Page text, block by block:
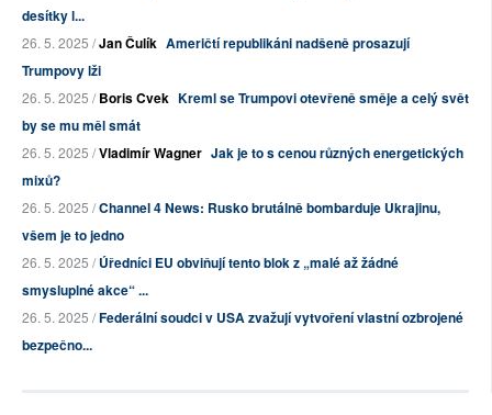
desítky l...
26. 5. 2025 /Jan Čulík Američtí republikáni nadšeně prosazují
Trumpovy lži
26. 5. 2025 /Boris Cvek Kreml se Trumpovi otevřeně směje a celý svět
by se mu měl smát
26. 5. 2025 /Vladimír Wagner Jak je to s cenou různých energetických
mixů?
26. 5. 2025 /Channel 4 News: Rusko brutálně bombarduje Ukrajinu,
všem je to jedno
26. 5. 2025 /Úředníci EU obviňují tento blok z „malé až žádné
smysluplné akce“ ...
26. 5. 2025 /Federální soudci v USA zvažují vytvoření vlastní ozbrojené
bezpečno...